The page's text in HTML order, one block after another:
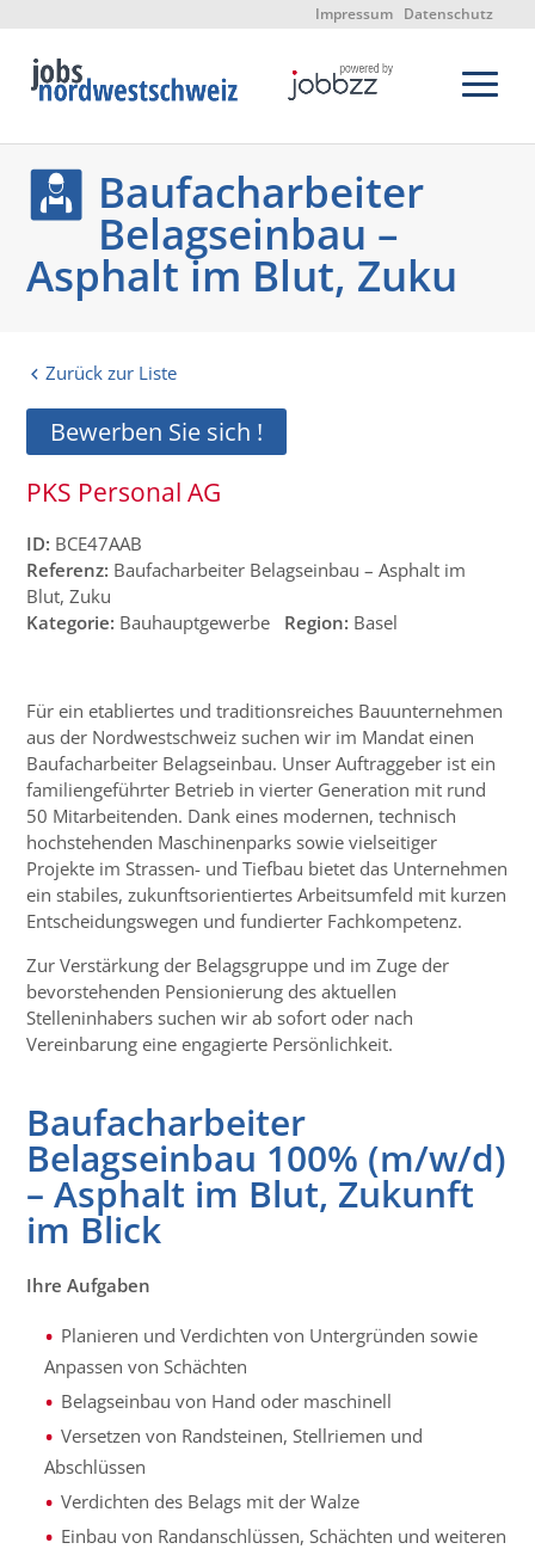
Impressum Datenschutz
Baufacharbeiter
Belagseinbau –
Asphalt im Blut, Zuku
Zurück zur Liste
Bewerben Sie sich !
PKS Personal AG
ID: BCE47AAB
Referenz: Baufacharbeiter Belagseinbau – Asphalt im
Blut, Zuku
Kategorie: Bauhauptgewerbe Region: Basel
Für ein etabliertes und traditionsreiches Bauunternehmen
aus der Nordwestschweiz suchen wir im Mandat einen
Baufacharbeiter Belagseinbau. Unser Auftraggeber ist ein
familiengeführter Betrieb in vierter Generation mit rund
50 Mitarbeitenden. Dank eines modernen, technisch
hochstehenden Maschinenparks sowie vielseitiger
Projekte im Strassen- und Tiefbau bietet das Unternehmen
ein stabiles, zukunftsorientiertes Arbeitsumfeld mit kurzen
Entscheidungswegen und fundierter Fachkompetenz.
Zur Verstärkung der Belagsgruppe und im Zuge der
bevorstehenden Pensionierung des aktuellen
Stelleninhabers suchen wir ab sofort oder nach
Vereinbarung eine engagierte Persönlichkeit.
Baufacharbeiter
Belagseinbau 100% (m/w/d)
– Asphalt im Blut, Zukunft
im Blick
Ihre Aufgaben
Planieren und Verdichten von Untergründen sowie
Anpassen von Schächten
Belagseinbau von Hand oder maschinell
Versetzen von Randsteinen, Stellriemen und
Abschlüssen
Verdichten des Belags mit der Walze
Einbau von Randanschlüssen, Schächten und weiteren